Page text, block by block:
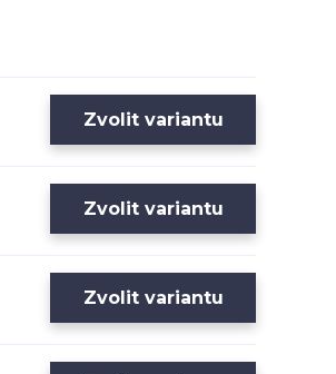
Zvolit variantu
Zvolit variantu
Zvolit variantu